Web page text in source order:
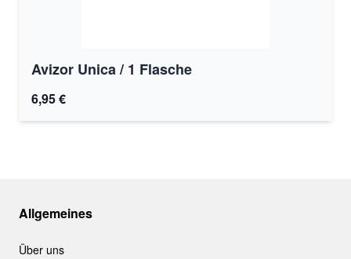
Avizor Unica / 1 Flasche
6,95 €
Allgemeines
Über uns